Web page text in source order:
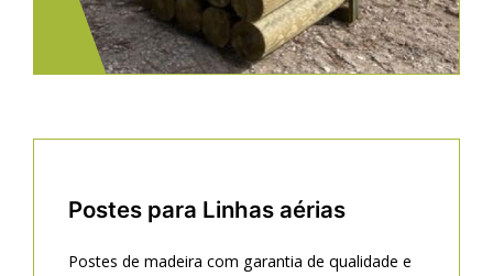
Postes para Linhas aérias
Postes de madeira com garantia de qualidade e